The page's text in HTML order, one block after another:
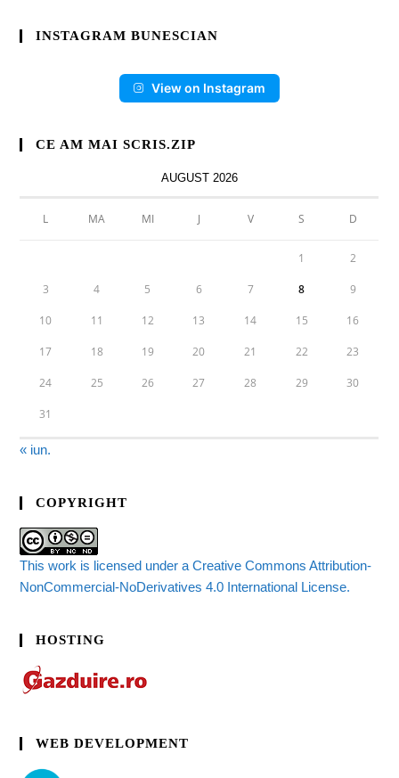
INSTAGRAM BUNESCIAN
View on Instagram
CE AM MAI SCRIS.ZIP
AUGUST 2026
L MA MI J V S D
1 2
3 4 5 6 7 8 9
10 11 12 13 14 15 16
17 18 19 20 21 22 23
24 25 26 27 28 29 30
31
« iun.
COPYRIGHT
This work is licensed under a Creative Commons Attribution-
NonCommercial-NoDerivatives 4.0 International License.
HOSTING
WEB DEVELOPMENT